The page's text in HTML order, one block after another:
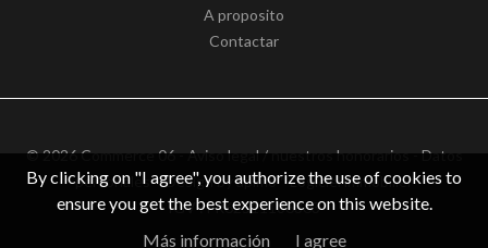
A proposito
Contactar
© 2026 Commerce 06 -Aviso legal / nuestros honorarios-Datos
personales – Design byapimo™ Logiciel immobilier
IGV : FR62511186363
By clicking on "I agree", you authorize the use of cookies to
ensure you get the best experience on this website.
Más información
I agree